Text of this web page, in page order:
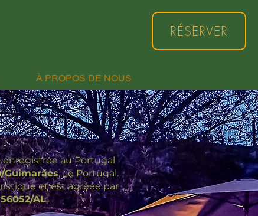
RÉSERVER
À PROPOS DE NOUS
enregistrée au Portugal
Guimarães, Le Portugal.
et est agréée par
AL.